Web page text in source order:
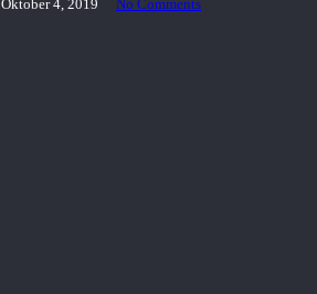
Oktober 4, 2019 No Comments